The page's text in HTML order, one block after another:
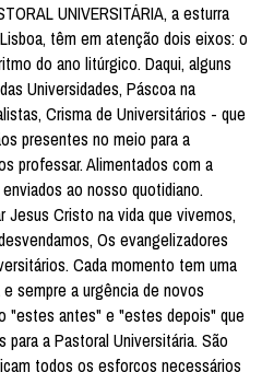
UNIVERSITÁRIA, a esturra
têm em atenção dois eixos: o
do ano litúrgico. Daqui, alguns
Universidades, Páscoa na
Crisma de Universitários - que
presentes no meio para a
professar. Alimentados com a
ao nosso quotidiano.
Jesus Cristo na vida que vivemos,
Os evangelizadores
Cada momento tem uma
sempre a urgência de novos
"estes antes" e "estes depois" que
a Pastoral Universitária. São
todos os esforços necessários